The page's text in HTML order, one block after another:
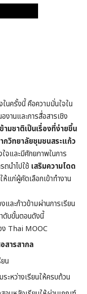
นครั้งนี้ คือความมั่นใจใน
งานและการสื่อสารเชิง
ามชาติเป็นเรื่องที่ง่ายขึ้น
วิทยาลัยชุมชนสระแก้ว
จและมีศักยภาพในการ
นำไปใช้ เสริมความโดด
ห้แก่ผู้คัดเลือกเข้าทำงาน
ละก้าวข้ามผ่านการเรียน
ดับขั้นตอนดังนี้
ง Thai MOOC
สารสากล
น
ะหว่างเรียนให้ครบถ้วน